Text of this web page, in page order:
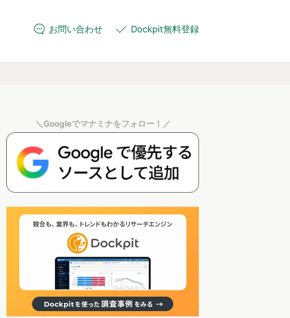
お問い合わせ Dockpit無料登録
＼Googleでマナミナをフォロー！／